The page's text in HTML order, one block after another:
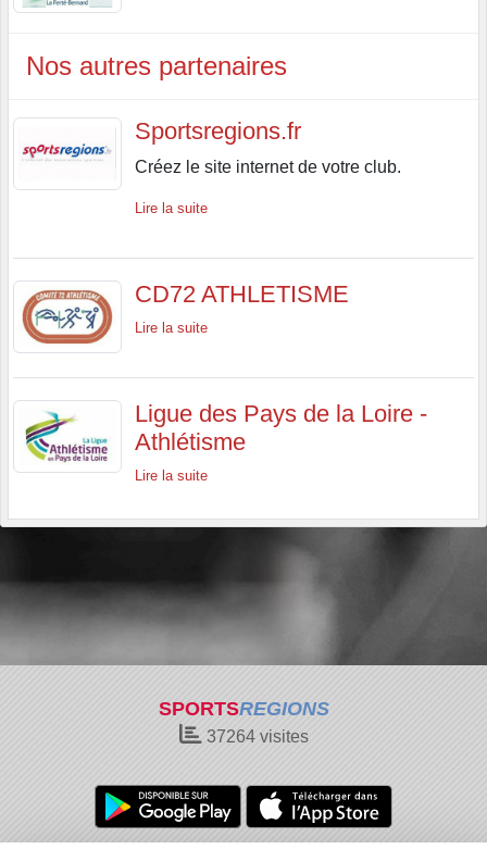
Nos autres partenaires
Sportsregions.fr
Créez le site internet de votre club.
Lire la suite
CD72 ATHLETISME
Lire la suite
Ligue des Pays de la Loire -
Athlétisme
Lire la suite
SPORTSREGIONS
37264visites